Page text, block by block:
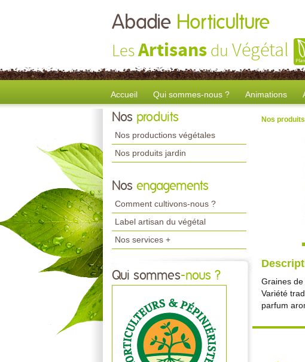
Abadie Horticulture
LesArtisans du Végétal
Accueil Qui sommes-nous ? Animations
Nos produits
Nos productions végétales
Nos produits jardin
Nos engagements
Comment cultivons-nous ?
Label artisan du végétal
Nos services +
Qui sommes-nous ?
Nos
Graines de
Variété
parfum